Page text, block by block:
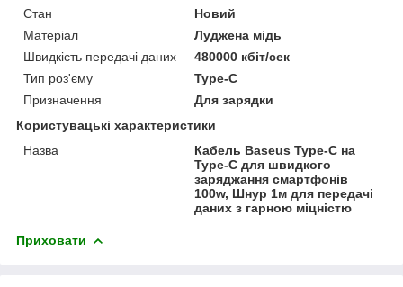
Стан
Новий
Матеріал
Луджена мідь
Швидкість передачі даних
480000 кбіт/сек
Тип роз'єму
Type-C
Призначення
Для зарядки
Користувацькі характеристики
Назва
Кабель Baseus Type-C на
Type-C для швидкого
заряджання смартфонів
100w, Шнур 1м для передачі
даних з гарною міцністю
Приховати